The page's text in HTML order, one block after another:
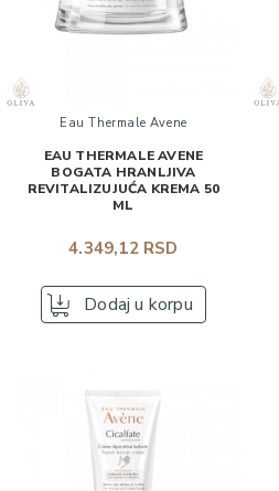
Eau Thermale Avene
EAU THERMALE AVENE
BOGATA HRANLJIVA
REVITALIZUJUĆA KREMA 50
ML
4.349,12 RSD
Dodaj u korpu